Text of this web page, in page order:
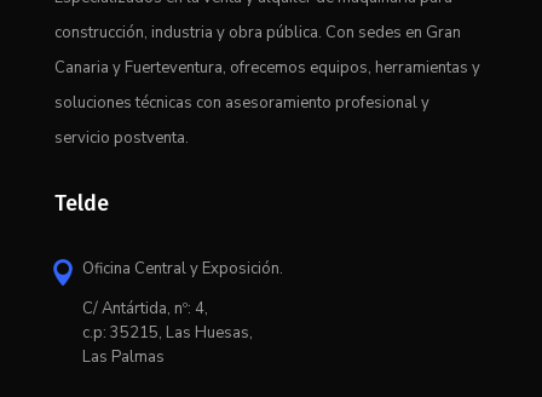
construcción, industria y obra pública. Con sedes en Gran
Canaria y Fuerteventura, ofrecemos equipos, herramientas y
soluciones técnicas con asesoramiento profesional y
servicio postventa.
Telde
 Oficina Central y Exposición.
C/ Antártida, nº: 4,
c.p: 35215, Las Huesas,
Las Palmas